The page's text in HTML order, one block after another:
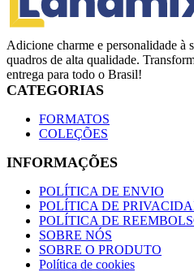
Adicione charme e personalidade à
quadros de alta qualidade.
entrega para todo o Brasil!
CATEGORIAS
FORMATOS
COLEÇÕES
INFORMAÇÕES
POLÍTICA DE ENVIO
POLÍTICA DE
POLÍTICA DE
SOBRE NÓS
SOBRE O PRODUTO
Política de cookies